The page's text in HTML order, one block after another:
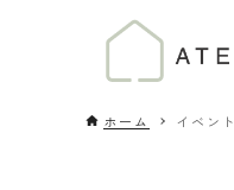
ホーム イベント